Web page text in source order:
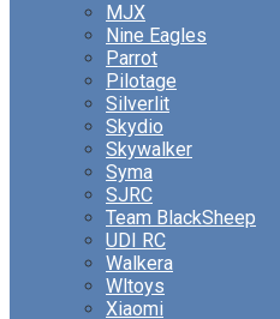
MJX
Nine Eagles
Parrot
Pilotage
Silverlit
Skydio
Skywalker
Syma
SJRC
Team BlackSheep
UDI RC
Walkera
Wltoys
Xiaomi